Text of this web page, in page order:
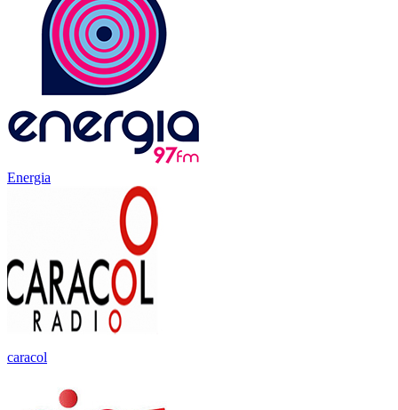
Energia
caracol